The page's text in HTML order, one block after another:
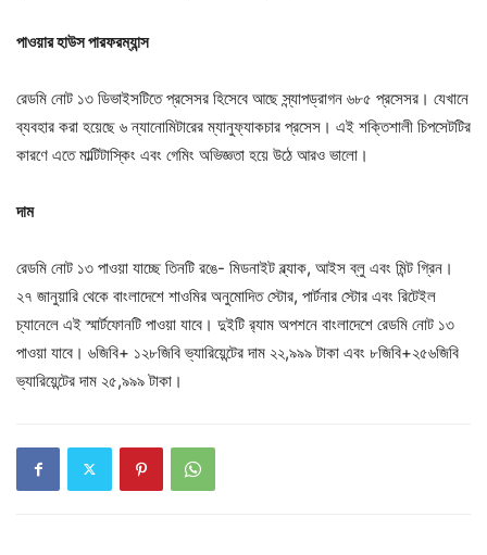
পাওয়ার হাউস পারফরম্যান্স
রেডমি নোট ১৩ ডিভাইসটিতে প্রসেসর হিসেবে আছে স্ন্যাপড্রাগন ৬৮৫ প্রসেসর। যেখানে
ব্যবহার করা হয়েছে ৬ ন্যানোমিটারের ম্যানুফ্যাকচার প্রসেস। এই শক্তিশালী চিপসেটটির
কারণে এতে মাল্টিটাস্কিং এবং গেমিং অভিজ্ঞতা হয়ে উঠে আরও ভালো।
দাম
রেডমি নোট ১৩ পাওয়া যাচ্ছে তিনটি রঙে- মিডনাইট ব্ল্যাক, আইস ব্লু এবং মিন্ট গ্রিন।
২৭ জানুয়ারি থেকে বাংলাদেশে শাওমির অনুমোদিত স্টোর, পার্টনার স্টোর এবং রিটেইল
চ্যানেলে এই স্মার্টফোনটি পাওয়া যাবে। দুইটি র‍্যাম অপশনে বাংলাদেশে রেডমি নোট ১৩
পাওয়া যাবে। ৬জিবি+ ১২৮জিবি ভ্যারিয়েন্টের দাম ২২,৯৯৯ টাকা এবং ৮জিবি+২৫৬জিবি
ভ্যারিয়েন্টের দাম ২৫,৯৯৯ টাকা।